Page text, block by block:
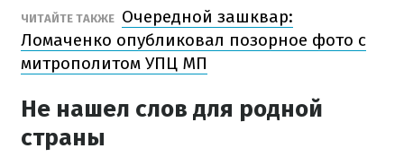
ЧИТАЙТЕ ТАКЖЕ Очередной зашквар:
Ломаченко опубликовал позорное фото с
митрополитом УПЦ МП
Не нашел слов для родной
страны